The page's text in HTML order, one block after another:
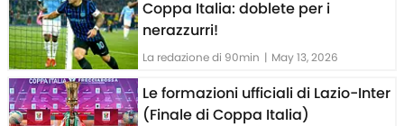
Coppa Italia: doblete per i
nerazzurri!
La redazione di 90min | May 13, 2026
Le formazioni ufficiali di Lazio-Inter
(Finale di Coppa Italia)